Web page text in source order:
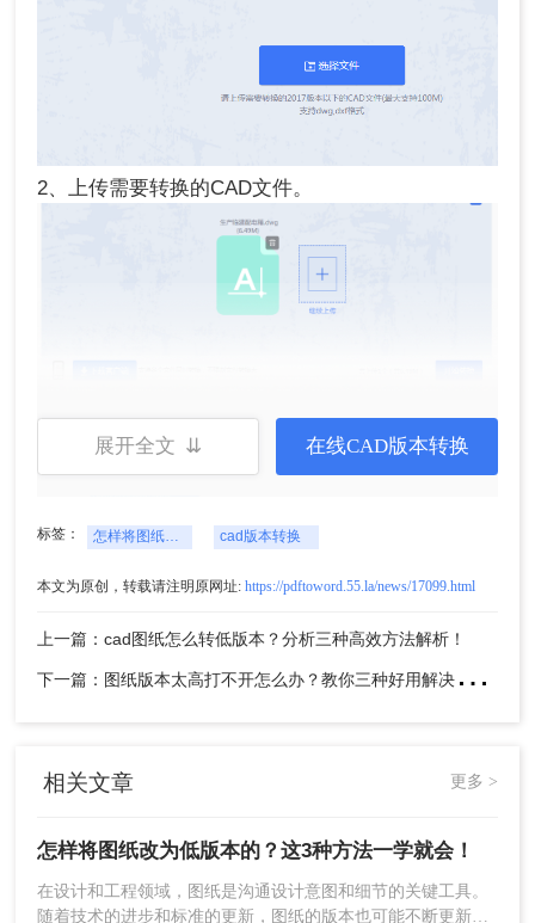
2、上传需要转换的CAD文件。
CAD版本，然后点击开始转换。
4、转换完成，点击下载即可，如果还需要继续转
展开全文 ⇊ 在线CAD版本转换
标签： 怎样将图纸改为低版本的 cad版本转换
本文为原创，转载请注明原网址: https://pdftoword.55.la/news/17099.html
上一篇：cad图纸怎么转低版本？分析三种高效方法解析！
下
一篇：图纸版本太高打不开怎么办？教你三种好用解决方法！
相关文章 更多 >
怎样将图纸改为低版本的？这3种方法一学就会！
在设计和工程领域，图纸是沟通设计意图和细节的关键工具。
随着技术的进步和标准的更新，图纸的版本也可能不断更新。